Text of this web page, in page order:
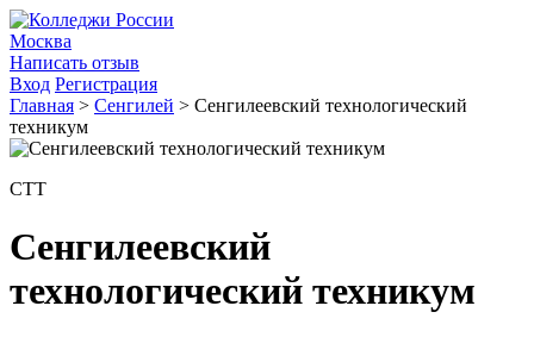
Москва
Написать отзыв
Вход Регистрация
Главная > Сенгилей > Сенгилеевский технологический
техникум
СТТ
Сенгилеевский
технологический техникум